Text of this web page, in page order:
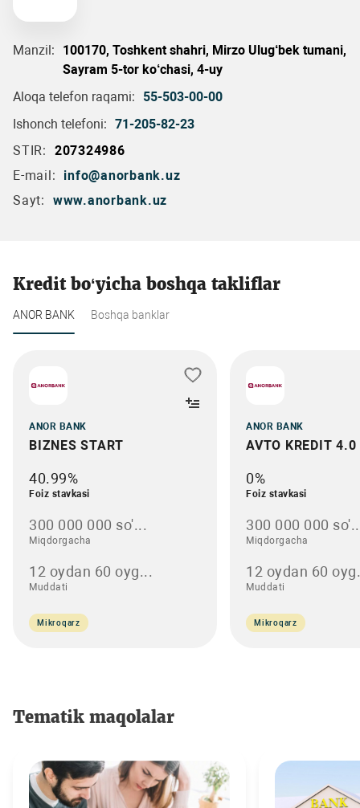
Manzil:
100170, Toshkent shahri, Mirzo Ulug‘bek tumani,
Sayram 5-tor ko‘chasi, 4-uy
Aloqa telefon raqami:
55-503-00-00
Ishonch telefoni: 71-205-82-23
STIR:
207324986
E-mail:
info@anorbank.uz
Sayt:
www.anorbank.uz
Kredit bo‘yicha boshqa takliflar
ANOR BANK Boshqa banklar
ANOR BANK
BIZNES START
40.99%
Foiz stavkasi
300 000 000 so'...
Miqdorgacha
12 oydan 60 oyg...
Muddati
Mikroqarz
ANOR BANK
AVTO KREDIT 4.0
0%
Foiz stavkasi
300 000 000
Miqdorgacha
12 oydan 60
Muddati
Mikroqarz
Tematik maqolalar